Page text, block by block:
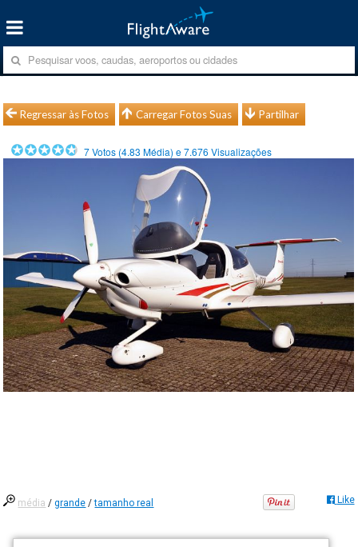
Regressar às Fotos Carregar Fotos Suas Partilhar
7Votos (4.83 Média) e7.676 Visualizações
média /grande /tamanho real Like